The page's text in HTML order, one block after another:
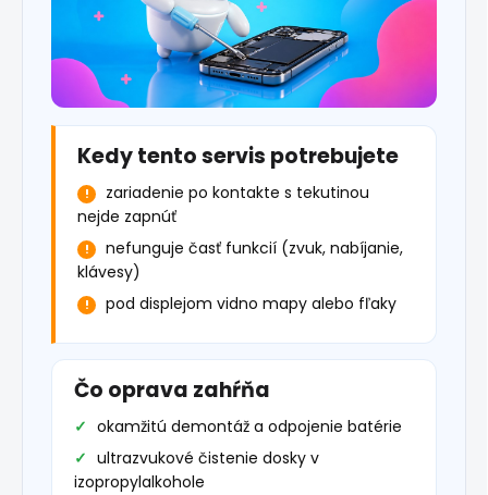
Kedy tento servis potrebujete
zariadenie po kontakte s tekutinou
nejde zapnúť
nefunguje časť funkcií (zvuk, nabíjanie,
klávesy)
pod displejom vidno mapy alebo fľaky
Čo oprava zahŕňa
okamžitú demontáž a odpojenie batérie
ultrazvukové čistenie dosky v
izopropylalkohole